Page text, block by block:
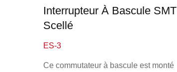
Interrupteur À Bascule SMT
Scellé
ES-3
Ce commutateur à bascule est monté